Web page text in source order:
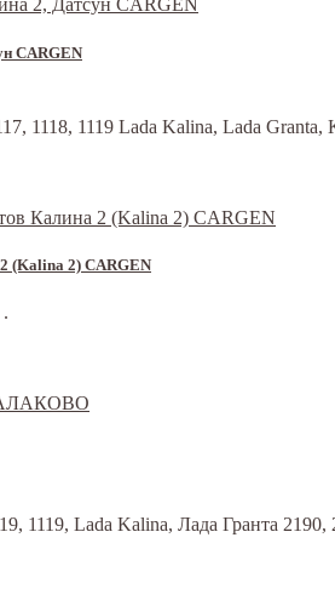
CARGEN
1118, 1119 Lada Kalina, Lada
(Kalina 2) CARGEN
1119, Lada Kalina, Лада Гранта